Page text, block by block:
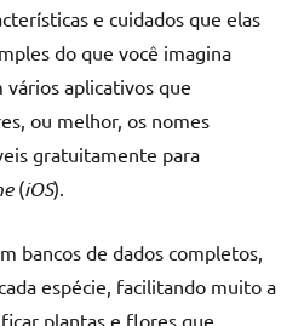
e cuidados que elas
do que você imagina
vários aplicativos que
ou melhor, os nomes
gratuitamente para
(iOS).
bancos de dados completos,
espécie, facilitando muito a
plantas e flores que